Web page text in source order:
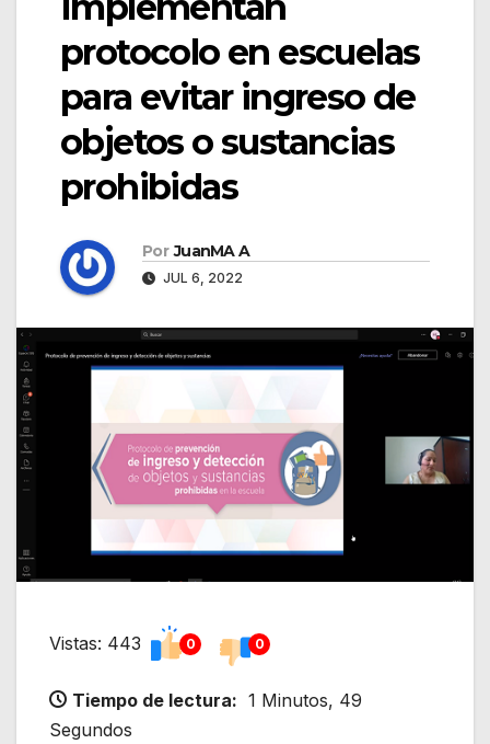
protocolo en escuelas
para evitar ingreso de
objetos o sustancias
prohibidas
Por JuanMA A
JUL 6, 2022
Vistas: 443 0 0
Tiempo de lectura: 1 Minutos, 49
Segundos